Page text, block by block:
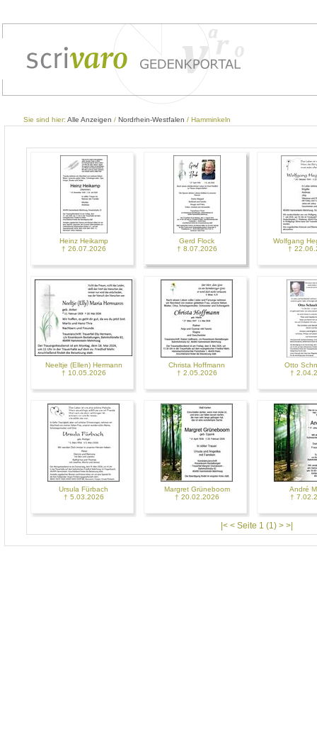
Sie sind hier: Alle Anzeigen / Nordrhein-Westfalen / Hamminkeln
Heinz Heikamp
† 26.07.2026
Gerd Flock
† 8.07.2026
Wolfgang
†
Neeltje (Ellen) Hermann
† 10.05.2026
Christa Hoffmann
† 2.05.2026
Otto
†
Ursula Fürbach
† 5.03.2026
Margret Grüneboom
† 20.02.2026
André
†
|< < Seite 1 (1) > >|